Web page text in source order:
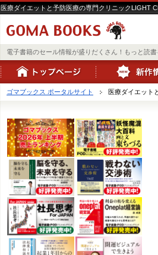
医療ダイエットと予防医療の専門クリニックLIGHT
電子書籍のセール情報が盛りだくさん！もっと読書
ゴマブックス ポータルサイト 医療ダイエット